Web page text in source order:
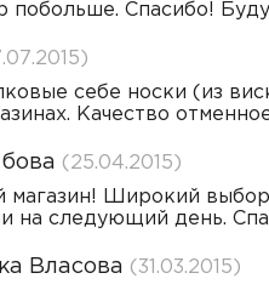
побольше. Спасибо!
себе носки (из
Качество
(25.04.2015)
магазин! Широкий
на следующий день.
Власова (31.03.2015)